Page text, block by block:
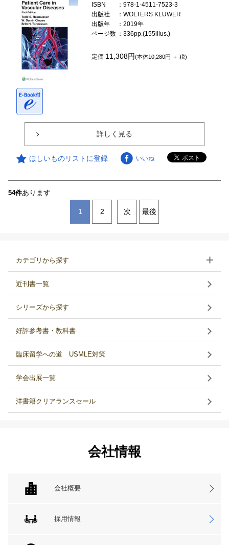
ISBN
：978-1-4511-7523-3
出版社
：WOLTERS KLUWER
出版年
：2019年
ページ数 ：336pp.(155illus.)
定価 11,308円(本体10,280円 ＋ 税)
詳しく見る
ほしいものリストに登録 いいね
54件あります
1 2 次 最後
カテゴリから探す
近刊書一覧
シリーズから探す
好評参考書・教科書
臨床留学への道 USMLE対策
学会出展一覧
洋書籍クリアランスセール
会社情報
会社概要
採用情報